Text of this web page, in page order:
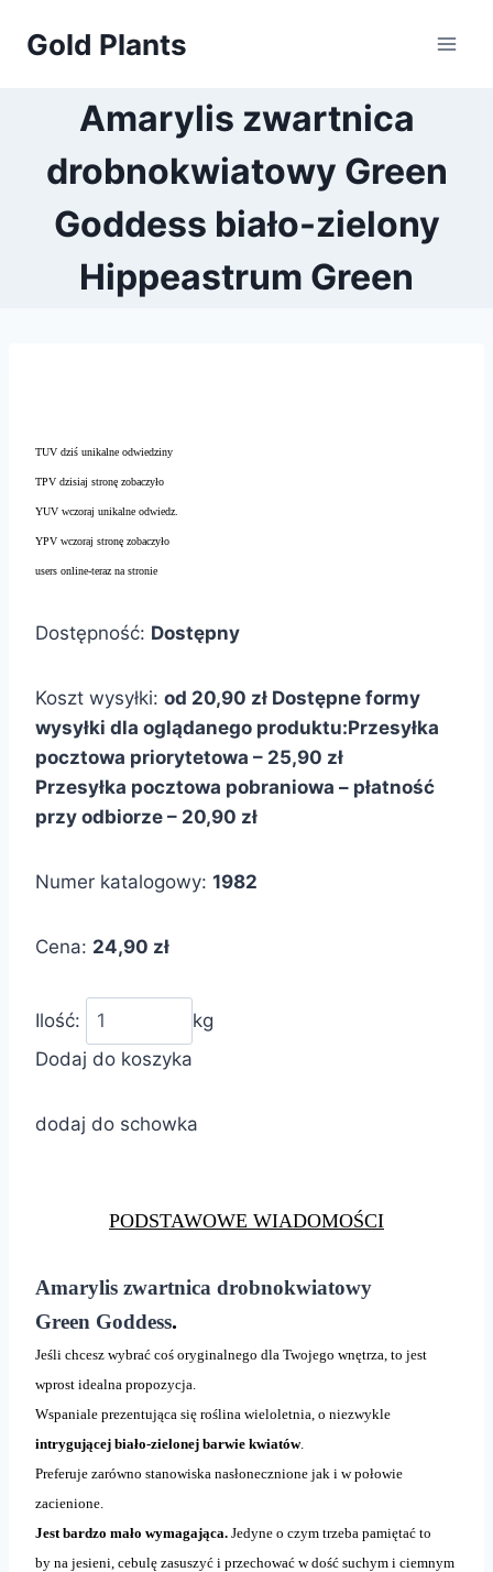
Gold Plants
Amarylis zwartnica
drobnokwiatowy Green
Goddess biało-zielony
Hippeastrum Green
TUV dziś unikalne odwiedziny
TPV dzisiaj stronę zobaczyło
YUV wczoraj unikalne odwiedz.
YPV wczoraj stronę zobaczyło
users online-teraz na stronie
Dostępność: Dostępny
Koszt wysyłki: od 20,90 zł Dostępne formy
wysyłki dla oglądanego produktu:Przesyłka
pocztowa priorytetowa – 25,90 zł
Przesyłka pocztowa pobraniowa – płatność
przy odbiorze – 20,90 zł
Numer katalogowy: 1982
Cena: 24,90 zł
Ilość:
kg
Dodaj do koszyka
dodaj do schowka
PODSTAWOWE WIADOMOŚCI
Amarylis zwartnica drobnokwiatowy
Green Goddess.
Jeśli chcesz wybrać coś oryginalnego dla Twojego wnętrza, to jest
wprost idealna propozycja.
Wspaniale prezentująca się roślina wieloletnia, o niezwykle
intrygującej biało-zielonej barwie kwiatów.
Preferuje zarówno stanowiska nasłonecznione jak i w połowie
zacienione.
Jest bardzo mało wymagająca. Jedyne o czym trzeba pamiętać to
by na jesieni, cebulę zasuszyć i przechować w dość suchym i ciemnym